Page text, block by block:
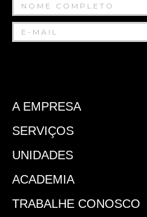
A EMPRESA
SERVIÇOS
UNIDADES
ACADEMIA
TRABALHE CONOSCO